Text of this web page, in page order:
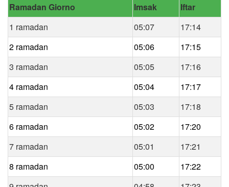
Ramadan Giorno
Imsak
Iftar
1 ramadan
05:07
17:14
2 ramadan
05:06
17:15
3 ramadan
05:05
17:16
4 ramadan
05:04
17:17
5 ramadan
05:03
17:18
6 ramadan
05:02
17:20
7 ramadan
05:01
17:21
8 ramadan
05:00
17:22